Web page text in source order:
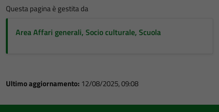
Questa pagina è gestita da
Area Affari generali, Socio culturale, Scuola
Ultimo aggiornamento: 12/08/2025, 09:08